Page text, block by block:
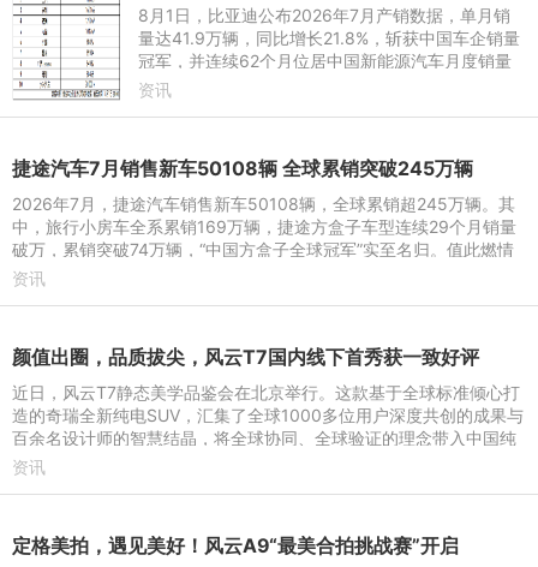
8月1日，比亚迪公布2026年7月产销数据，单月销
量达41.9万辆，同比增长21.8%，斩获中国车企销量
冠军，并连续62个月位居中国新能源汽车月度销量
首位。这份强劲表现延续至下半年，继2026年上半
资讯
捷途汽车7月销售新车50108辆 全球累销突破245万辆
2026年7月，捷途汽车销售新车50108辆，全球累销超245万辆。其
中，旅行小房车全系累销169万辆，捷途方盒子车型连续29个月销量
破万，累销突破74万辆，“中国方盒子全球冠军”实至名归。值此燃情
盛夏，捷途汽车依托旅行
资讯
颜值出圈，品质拔尖，风云T7国内线下首秀获一致好评
近日，风云T7静态美学品鉴会在北京举行。这款基于全球标准倾心打
造的奇瑞全新纯电SUV，汇集了全球1000多位用户深度共创的成果与
百余名设计师的智慧结晶，将全球协同、全球验证的理念带入中国纯
电SUV。品鉴会上，风云
资讯
定格美拍，遇见美好！风云A9“最美合拍挑战赛”开启